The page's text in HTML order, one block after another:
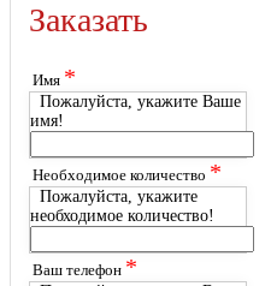
Заказать
Имя *
Пожалуйста, укажите Ваше
имя!
Необходимое количество *
Пожалуйста, укажите
необходимое количество!
Ваш телефон *